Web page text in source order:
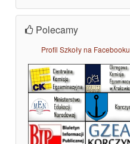
Polecamy
Profil Szkoły na Facebooku